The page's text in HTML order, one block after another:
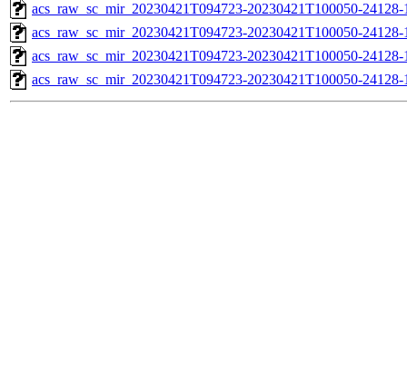
acs_raw_sc_mir_20230421T094723-20230421T100050-
acs_raw_sc_mir_20230421T094723-20230421T100050-
acs_raw_sc_mir_20230421T094723-20230421T100050-
acs_raw_sc_mir_20230421T094723-20230421T100050-